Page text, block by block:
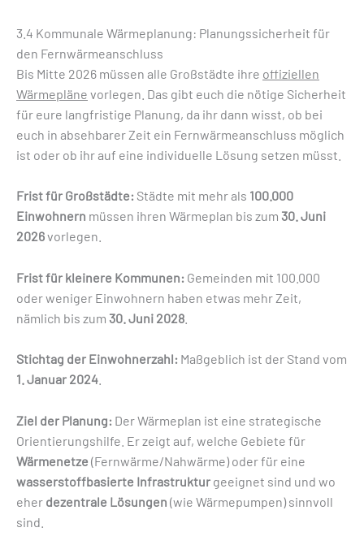
3.4 Kommunale Wärmeplanung: Planungssicherheit für
den Fernwärmeanschluss
Bis Mitte 2026 müssen alle Großstädte ihre offiziellen
Wärmepläne vorlegen. Das gibt euch die nötige Sicherheit
für eure langfristige Planung, da ihr dann wisst, ob bei
euch in absehbarer Zeit ein Fernwärmeanschluss möglich
ist oder ob ihr auf eine individuelle Lösung setzen müsst.
Frist für Großstädte: Städte mit mehr als 100.000
Einwohnern müssen ihren Wärmeplan bis zum 30. Juni
2026vorlegen.
Frist für kleinere Kommunen: Gemeinden mit 100.000
oder weniger Einwohnern haben etwas mehr Zeit,
nämlich bis zum 30. Juni 2028
Stichtag der Einwohnerzahl: Maßgeblich ist der Stand vom
1. Januar 2024
Ziel der Planung: Der Wärmeplan ist eine strategische
Orientierungshilfe. Er zeigt auf, welche Gebiete für
Wärmenetze (Fernwärme/Nahwärme) oder für eine
wasserstoffbasierte Infrastruktur geeignet sind und wo
eher dezentrale Lösungen (wie Wärmepumpen) sinnvoll
sind.